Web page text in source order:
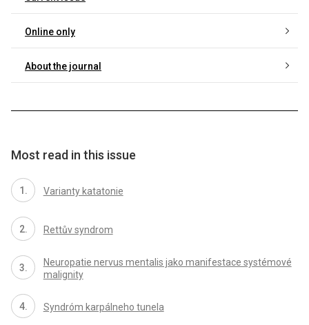
Online only
About the journal
Most read in this issue
Varianty katatonie
Rettův syndrom
Neuropatie nervus mentalis jako manifestace systémové
malignity
Syndróm karpálneho tunela